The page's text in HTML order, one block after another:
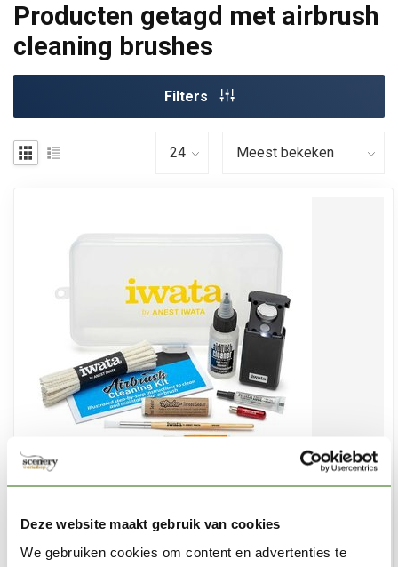
Deze website maakt gebruik van cookies
We gebruiken cookies om content en advertenties te
Producten getagd met airbrush
cleaning brushes
Filters
Cleaning Kit - CL100